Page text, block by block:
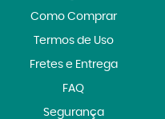
Como Comprar
Termos de Uso
Fretes e Entrega
FAQ
Segurança